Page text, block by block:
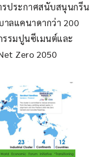
รประกาศสนับสนุนกรีน
ลแคนาดากว่า 200
รมปูนซีเมนต์และ
Zero 2050